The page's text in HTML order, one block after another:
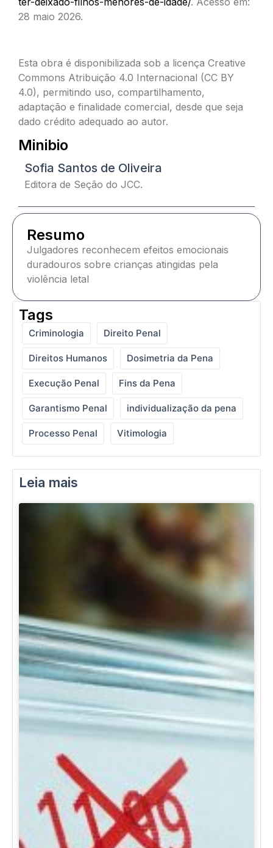
28 maio 2026.
Esta obra é disponibilizada sob a licença Creative
Commons Atribuição 4.0 Internacional (CC BY
4.0), permitindo uso, compartilhamento,
adaptação e finalidade comercial, desde que seja
dado crédito adequado ao autor.
Minibio
Sofia Santos de Oliveira
Editora de Seção do JCC.
Resumo
Julgadores reconhecem efeitos emocionais
duradouros sobre crianças atingidas pela
violência letal
Tags
Criminologia Direito Penal
Direitos Humanos Dosimetria da Pena
Execução Penal Fins da Pena
Garantismo Penal individualização da pena
Processo Penal Vitimologia
Leia mais